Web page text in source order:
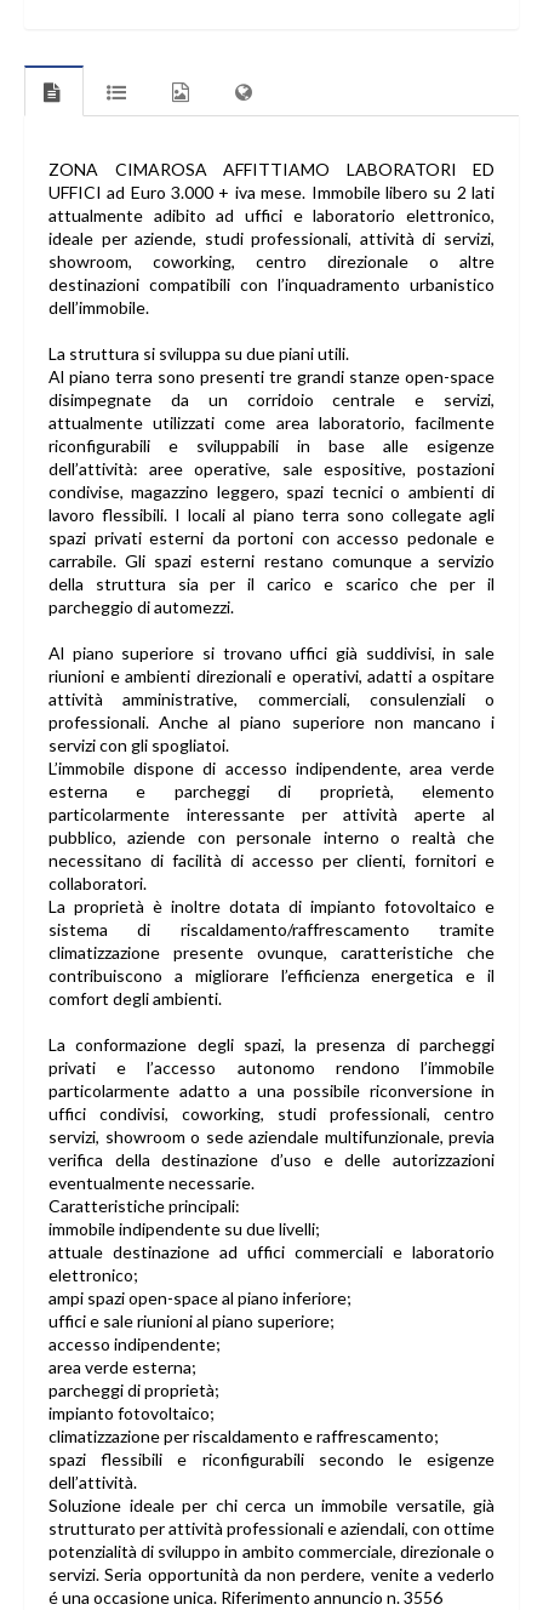
ZONA CIMAROSA AFFITTIAMO LABORATORI ED
UFFICI ad Euro 3.000 + iva mese. Immobile libero su 2 lati
attualmente adibito ad uffici e laboratorio elettronico,
ideale per aziende, studi professionali, attività di servizi,
showroom, coworking, centro direzionale o altre
destinazioni compatibili con l’inquadramento urbanistico
dell’immobile.
La struttura si sviluppa su due piani utili.
Al piano terra sono presenti tre grandi stanze open-space
disimpegnate da un corridoio centrale e servizi,
attualmente utilizzati come area laboratorio, facilmente
riconfigurabili e sviluppabili in base alle esigenze
dell’attività: aree operative, sale espositive, postazioni
condivise, magazzino leggero, spazi tecnici o ambienti di
lavoro flessibili. I locali al piano terra sono collegate agli
spazi privati esterni da portoni con accesso pedonale e
carrabile. Gli spazi esterni restano comunque a servizio
della struttura sia per il carico e scarico che per il
parcheggio di automezzi.
Al piano superiore si trovano uffici già suddivisi, in sale
riunioni e ambienti direzionali e operativi, adatti a ospitare
attività amministrative, commerciali, consulenziali o
professionali. Anche al piano superiore non mancano i
servizi con gli spogliatoi.
L’immobile dispone di accesso indipendente, area verde
esterna e parcheggi di proprietà, elemento
particolarmente interessante per attività aperte al
pubblico, aziende con personale interno o realtà che
necessitano di facilità di accesso per clienti, fornitori e
collaboratori.
La proprietà è inoltre dotata di impianto fotovoltaico e
sistema di riscaldamento/raffrescamento tramite
climatizzazione presente ovunque, caratteristiche che
contribuiscono a migliorare l’efficienza energetica e il
comfort degli ambienti.
La conformazione degli spazi, la presenza di parcheggi
privati e l’accesso autonomo rendono l’immobile
particolarmente adatto a una possibile riconversione in
uffici condivisi, coworking, studi professionali, centro
servizi, showroom o sede aziendale multifunzionale, previa
verifica della destinazione d’uso e delle autorizzazioni
eventualmente necessarie.
Caratteristiche principali:
immobile indipendente su due livelli;
attuale destinazione ad uffici commerciali e laboratorio
elettronico;
ampi spazi open-space al piano inferiore;
uffici e sale riunioni al piano superiore;
accesso indipendente;
area verde esterna;
parcheggi di proprietà;
impianto fotovoltaico;
climatizzazione per riscaldamento e raffrescamento;
spazi flessibili e riconfigurabili secondo le esigenze
dell’attività.
Soluzione ideale per chi cerca un immobile versatile, già
strutturato per attività professionali e aziendali, con ottime
potenzialità di sviluppo in ambito commerciale, direzionale o
servizi. Seria opportunità da non perdere, venite a vederlo
é una occasione unica. Riferimento annuncio n. 3556